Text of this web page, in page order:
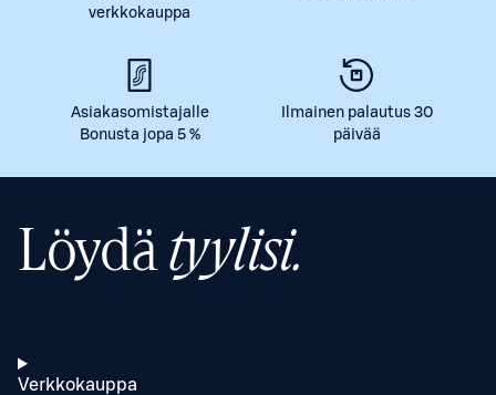
verkkokauppa
Asiakasomistajalle
Bonusta jopa 5 %
Ilmainen palautus 30
päivää
Löydätyylisi.
Verkkokauppa